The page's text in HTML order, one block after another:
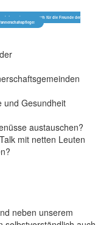
Informationsaustausch für die Freunde der
und Gesundheit
austauschen?
mit netten Leuten
neben unserem